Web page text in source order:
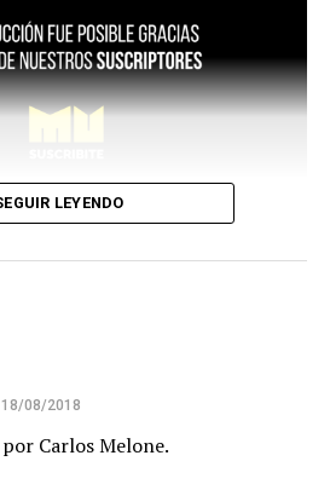
LEYENDO
18/08/2018
Carlos Melone.